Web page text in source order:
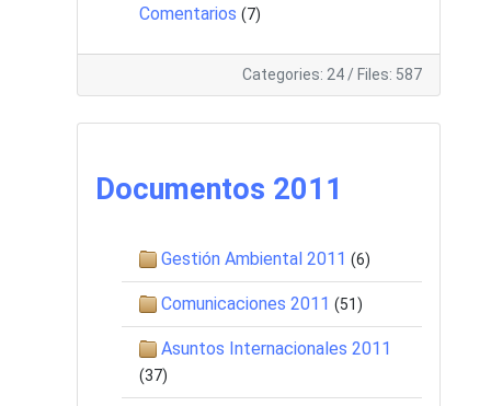
Comentarios (7)
Categories: 24 / Files: 587
Documentos 2011
Gestión Ambiental 2011 (6)
Comunicaciones 2011 (51)
Asuntos Internacionales 2011
(37)